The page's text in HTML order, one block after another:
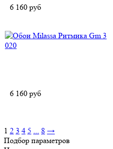
6 160 руб
6 160 руб
1 2 3 4 5 ... 8 →
Подбор параметров